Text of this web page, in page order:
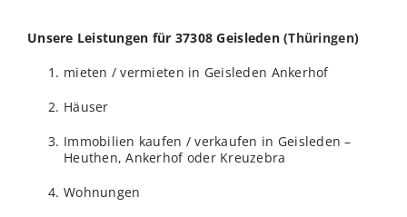
Unsere Leistungen für 37308 Geisleden (Thüringen)
mieten / vermieten in Geisleden Ankerhof
Häuser
Immobilien kaufen / verkaufen in Geisleden –
Heuthen, Ankerhof oder Kreuzebra
Wohnungen